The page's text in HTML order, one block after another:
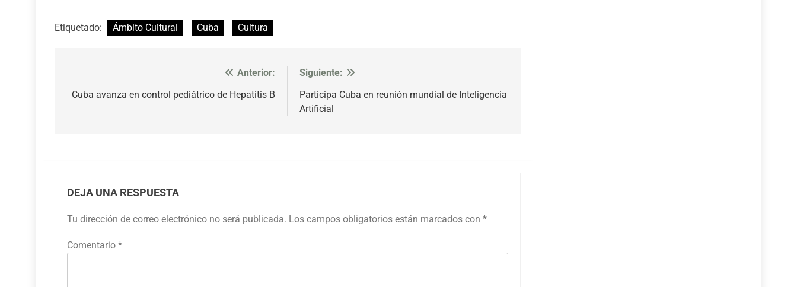
Etiquetado: Ámbito Cultural Cuba Cultura
de
Anterior:
Cuba avanza en control pediátrico de Hepatitis B
Siguiente:
Participa Cuba en reunión mundial de Inteligencia
Artificial
DEJA UNA RESPUESTA
Tu dirección de correo electrónico no será publicada. Los campos obligatorios están marcados con *
Comentario *